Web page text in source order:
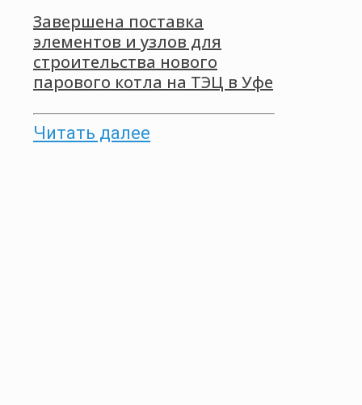
Завершена поставка
элементов и узлов для
строительства нового
парового котла на ТЭЦ в Уфе
Читать далее